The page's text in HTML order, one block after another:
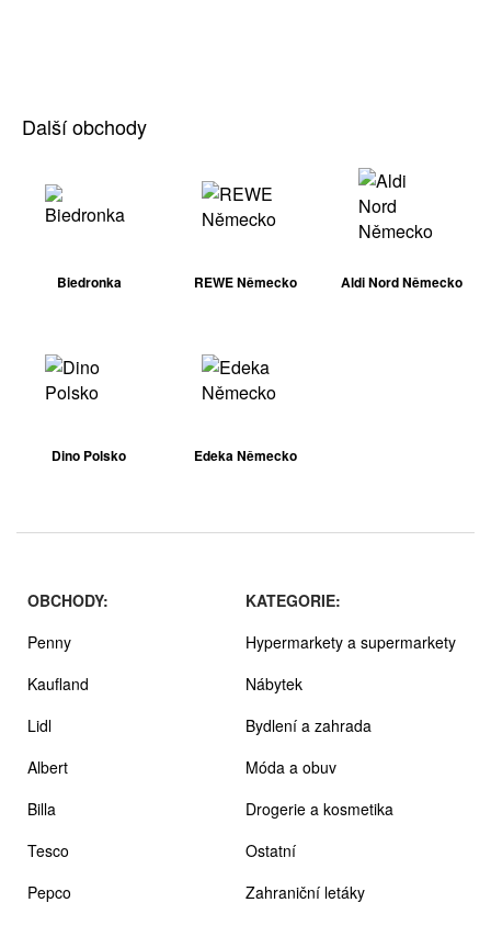
Další obchody
Biedronka REWE Německo Aldi Nord Německo
Dino Polsko Edeka Německo
OBCHODY:
Penny
Kaufland
Lidl
Albert
Billa
Tesco
Pepco
KATEGORIE:
Hypermarkety a supermarkety
Nábytek
Bydlení a zahrada
Móda a obuv
Drogerie a kosmetika
Ostatní
Zahraniční letáky